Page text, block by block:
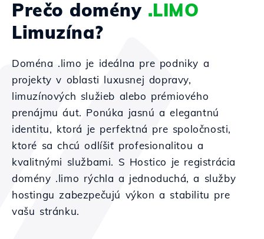
Prečo domény .LIMO
Limuzína?
Doména .limo je ideálna pre podniky a
projekty v oblasti luxusnej dopravy,
limuzínových služieb alebo prémiového
prenájmu áut. Ponúka jasnú a elegantnú
identitu, ktorá je perfektná pre spoločnosti,
ktoré sa chcú odlíšiť profesionalitou a
kvalitnými službami. S Hostico je registrácia
domény .limo rýchla a jednoduchá, a služby
hostingu zabezpečujú výkon a stabilitu pre
vašu stránku.